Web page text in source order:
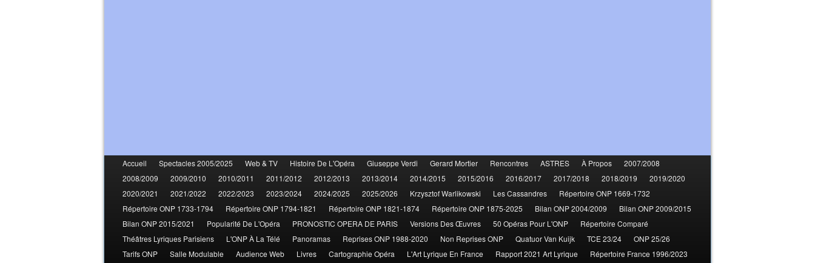
Accueil Spectacles 2005/2025 Web & TV Histoire De L'Opéra Giuseppe Verdi Gerard Mortier Rencontres ASTRES À Propos
2007/2008
2008/2009
2009/2010 2010/2011 2011/2012 2012/2013 2013/2014 2014/2015 2015/2016 2016/2017 2017/2018 2018/2019
2019/2020
2020/2021
2021/2022 2022/2023 2023/2024 2024/2025 2025/2026 Krzysztof Warlikowski Les Cassandres
Répertoire ONP 1669-1732
Répertoire ONP 1733-1794
Répertoire ONP 1794-1821 Répertoire ONP 1821-1874 Répertoire ONP 1875-2025 Bilan ONP 2004/2009
Bilan ONP 2009/2015
Bilan ONP 2015/2021
Popularité De L'Opéra PRONOSTIC OPERA DE PARIS Versions Des Œuvres 50 Opéras Pour L'ONP
Répertoire Comparé
Théâtres Lyriques Parisiens
L'ONP À La Télé Panoramas Reprises ONP 1988-2020 Non Reprises ONP Quatuor Van Kuijk TCE 23/24
ONP 25/26
Tarifs ONP
Salle Modulable Audience Web Livres Cartographie Opéra L'Art Lyrique En France Rapport 2021 Art Lyrique
Répertoire France 1996/2023